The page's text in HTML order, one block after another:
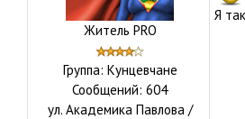
Житель PRO
Группа: Кунцевчане
Сообщений: 604
ул. Академика Павлова /
Я